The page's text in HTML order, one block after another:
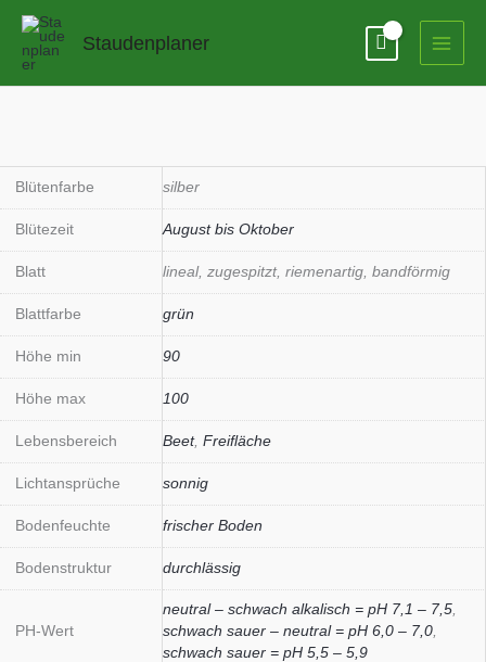
Zum
springen
Staudenplaner
Blütenfarbe silber
Blütezeit August bis Oktober
Blatt lineal, zugespitzt, riemenartig, bandförmig
Blattfarbe grün
Höhe min 90
Höhe max 100
Lebensbereich Beet, Freifläche
Lichtansprüche sonnig
Bodenfeuchte frischer Boden
Bodenstruktur durchlässig
PH-Wert
neutral – schwach alkalisch = pH 7,1 – 7,5
schwach sauer – neutral = pH 6,0 – 7,0
schwach sauer = pH 5,5 – 5,9